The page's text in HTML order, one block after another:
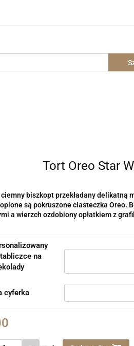
Tort Oreo Star
ciemny biszkopt przekładany delikatną
są pokruszone ciasteczka Oreo.
a wierzch ozdobiony opłatkiem z
na
cyferka